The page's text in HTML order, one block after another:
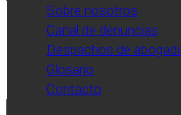
Sobre nosotros
Canal de denuncias
Despachos de
Glosario
Contacto